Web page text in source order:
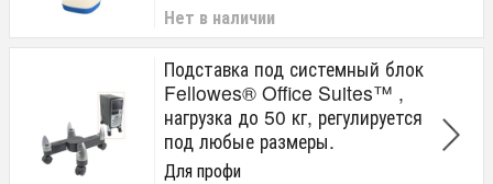
Нет в наличии
Подставка под системный блок
Fellowes® Office Suites™ ,
нагрузка до 50 кг, регулируется
под любые размеры.
Для профи